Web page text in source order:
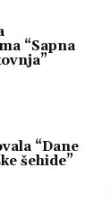
“Sapna
“Dane
šehide”